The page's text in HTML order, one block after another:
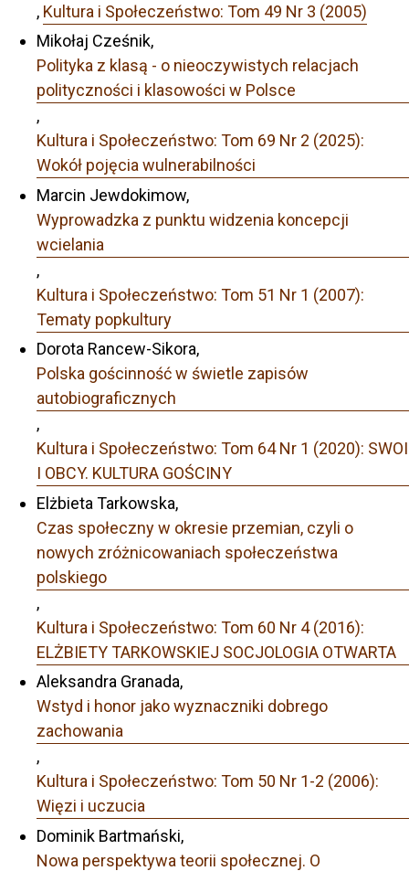
, Kultura i Społeczeństwo: Tom 49 Nr 3 (2005)
Mikołaj Cześnik,
Polityka z klasą - o nieoczywistych relacjach
polityczności i klasowości w Polsce
,
Kultura i Społeczeństwo: Tom 69 Nr 2 (2025):
Wokół pojęcia wulnerabilności
Marcin Jewdokimow,
Wyprowadzka z punktu widzenia koncepcji
wcielania
,
Kultura i Społeczeństwo: Tom 51 Nr 1 (2007):
Tematy popkultury
Dorota Rancew-Sikora,
Polska gościnność w świetle zapisów
autobiograficznych
,
Kultura i Społeczeństwo: Tom 64 Nr 1 (2020): SWOI
I OBCY. KULTURA GOŚCINY
Elżbieta Tarkowska,
Czas społeczny w okresie przemian, czyli o
nowych zróżnicowaniach społeczeństwa
polskiego
,
Kultura i Społeczeństwo: Tom 60 Nr 4 (2016):
ELŻBIETY TARKOWSKIEJ SOCJOLOGIA OTWARTA
Aleksandra Granada,
Wstyd i honor jako wyznaczniki dobrego
zachowania
,
Kultura i Społeczeństwo: Tom 50 Nr 1-2 (2006):
Więzi i uczucia
Dominik Bartmański,
Nowa perspektywa teorii społecznej. O